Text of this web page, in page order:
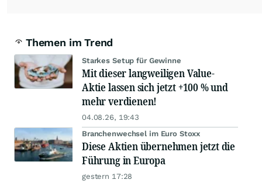
Themen im Trend
Starkes Setup für Gewinne
Mit dieser langweiligen Value-
Aktie lassen sich jetzt +100 % und
mehr verdienen!
04.08.26, 19:43
Branchenwechsel im Euro Stoxx
Diese Aktien übernehmen jetzt die
Führung in Europa
gestern 17:28